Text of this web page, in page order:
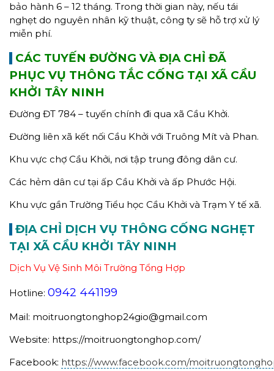
bảo hành 6 – 12 tháng. Trong thời gian này, nếu tái
nghẹt do nguyên nhân kỹ thuật, công ty sẽ hỗ trợ xử lý
miễn phí.
CÁC TUYẾN ĐƯỜNG VÀ ĐỊA CHỈ ĐÃ
PHỤC VỤ THÔNG TẮC CỐNG TẠI XÃ CẦU
KHỞI TÂY NINH
Đường ĐT 784 – tuyến chính đi qua xã Cầu Khởi.
Đường liên xã kết nối Cầu Khởi với Truông Mít và Phan.
Khu vực chợ Cầu Khởi, nơi tập trung đông dân cư.
Các hẻm dân cư tại ấp Cầu Khởi và ấp Phước Hội.
Khu vực gần Trường Tiểu học Cầu Khởi và Trạm Y tế xã.
ĐỊA CHỈ DỊCH VỤ THÔNG CỐNG NGHẸT
TẠI XÃ CẦU KHỞI TÂY NINH
Dịch Vụ Vệ Sinh Môi Trường Tổng Hợp
Hotline: 0942 441199
Mail: moitruongtonghop24gio@gmail.com
Website: https://moitruongtonghop.com/
Facebook: https://www.facebook.com/